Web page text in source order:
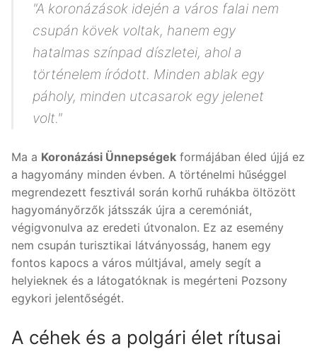
"A koronázások idején a város falai nem
csupán kövek voltak, hanem egy
hatalmas színpad díszletei, ahol a
történelem íródott. Minden ablak egy
páholy, minden utcasarok egy jelenet
volt."
Ma a Koronázási Ünnepségek formájában éled újjá ez
a hagyomány minden évben. A történelmi hűséggel
megrendezett fesztivál során korhű ruhákba öltözött
hagyományőrzők játsszák újra a ceremóniát,
végigvonulva az eredeti útvonalon. Ez az esemény
nem csupán turisztikai látványosság, hanem egy
fontos kapocs a város múltjával, amely segít a
helyieknek és a látogatóknak is megérteni Pozsony
egykori jelentőségét.
A céhek és a polgári élet rítusai